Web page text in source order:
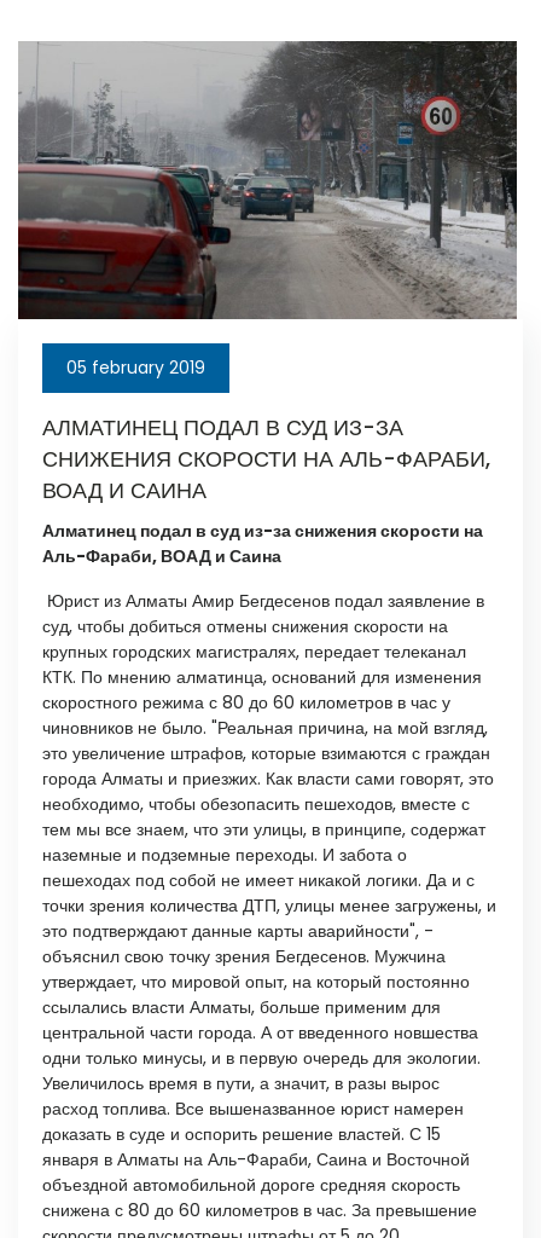
05 february 2019
АЛМАТИНЕЦ ПОДАЛ В СУД ИЗ-ЗА
СНИЖЕНИЯ СКОРОСТИ НА АЛЬ-ФАРАБИ,
ВОАД И САИНА
Алматинец подал в суд из-за снижения скорости на
Аль-Фараби, ВОАД и Саина
Юрист из Алматы Амир Бегдесенов подал заявление в
суд, чтобы добиться отмены снижения скорости на
крупных городских магистралях, передает телеканал
КТК. По мнению алматинца, оснований для изменения
скоростного режима с 80 до 60 километров в час у
чиновников не было. "Реальная причина, на мой взгляд,
это увеличение штрафов, которые взимаются с граждан
города Алматы и приезжих. Как власти сами говорят, это
необходимо, чтобы обезопасить пешеходов, вместе с
тем мы все знаем, что эти улицы, в принципе, содержат
наземные и подземные переходы. И забота о
пешеходах под собой не имеет никакой логики. Да и с
точки зрения количества ДТП, улицы менее загружены, и
это подтверждают данные карты аварийности", -
объяснил свою точку зрения Бегдесенов. Мужчина
утверждает, что мировой опыт, на который постоянно
ссылались власти Алматы, больше применим для
центральной части города. А от введенного новшества
одни только минусы, и в первую очередь для экологии.
Увеличилось время в пути, а значит, в разы вырос
расход топлива. Все вышеназванное юрист намерен
доказать в суде и оспорить решение властей. С 15
января в Алматы на Аль-Фараби, Саина и Восточной
объездной автомобильной дороге средняя скорость
снижена с 80 до 60 километров в час. За превышение